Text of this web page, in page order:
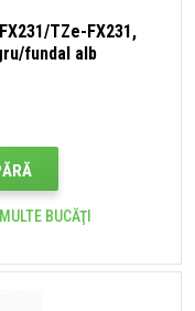
TZe-FX231,
fundal alb
BUCĂŢI